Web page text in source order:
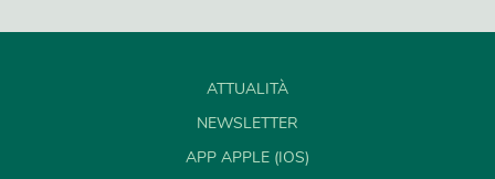
ATTUALITÀ
NEWSLETTER
APP APPLE (IOS)